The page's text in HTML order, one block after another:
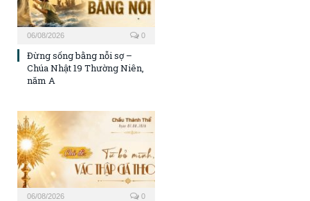
06/08/2026 0
Đừng sống bằng nỗi sợ –
Chúa Nhật 19 Thường Niên,
năm A
06/08/2026 0